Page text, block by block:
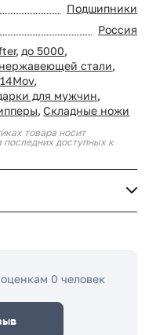
Подшипники
Россия
, до 5000,
стали,
,
для мужчин,
, Складные ножи
товара носит
последних доступных к
0 человек